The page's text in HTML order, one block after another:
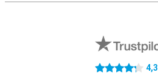
4.3 stjerner 4,3